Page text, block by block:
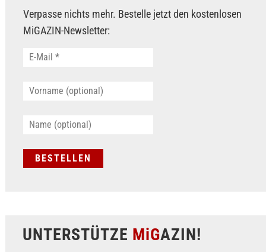
Verpasse nichts mehr. Bestelle jetzt den kostenlosen
MiGAZIN-Newsletter:
UNTERSTÜTZE MiGAZIN!